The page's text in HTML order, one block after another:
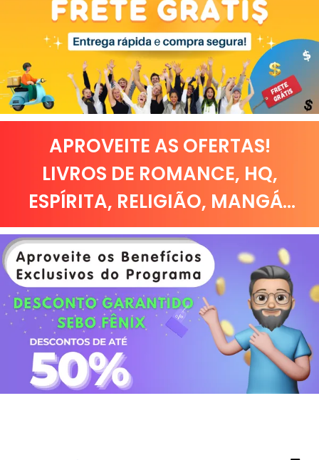
OFERTA HISTORIAS EM QUADRINHOS
APROVEITE AS OFERTAS!
LIVROS DE ROMANCE, HQ,
ESPÍRITA, RELIGIÃO, MANGÁ...